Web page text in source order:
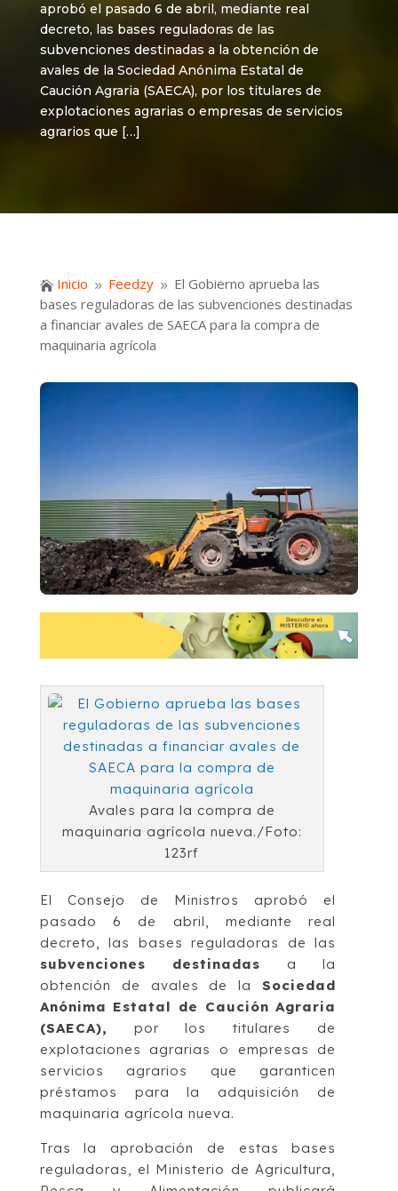
aprobó el pasado 6 de abril, mediante real
decreto, las bases reguladoras de las
subvenciones destinadas a la obtención de
avales de la Sociedad Anónima Estatal de
Caución Agraria (SAECA), por los titulares de
explotaciones agrarias o empresas de servicios
agrarios que […]
 Inicio 9 Feedzy 9 El Gobierno aprueba las
bases reguladoras de las subvenciones destinadas
a financiar avales de SAECA para la compra de
maquinaria agrícola
Avales para la compra de
maquinaria agrícola nueva./Foto:
123rf
El Consejo de Ministros aprobó el
pasado 6 de abril, mediante real
decreto, las bases reguladoras de las
subvenciones destinadas a la
obtención de avales de laSociedad
Anónima Estatal de Caución Agraria
(SAECA), por los titulares de
explotaciones agrarias o empresas de
servicios agrarios que garanticen
préstamos para la adquisición de
maquinaria agrícola nueva.
Tras la aprobación de estas bases
reguladoras, el Ministerio de Agricultura,